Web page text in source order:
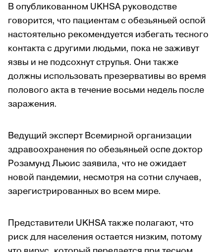
В опубликованном UKHSA руководстве
говорится, что пациентам с обезьяньей оспой
настоятельно рекомендуется избегать тесного
контакта с другими людьми, пока не заживут
язвы и не подсохнут струпья. Они также
должны использовать презервативы во время
полового акта в течение восьми недель после
заражения.
Ведущий эксперт Всемирной организации
здравоохранения по обезьяньей оспе доктор
Розамунд Льюис заявила, что не ожидает
новой пандемии, несмотря на сотни случаев,
зарегистрированных во всем мире.
Представители UKHSA также полагают, что
риск для населения остается низким, потому